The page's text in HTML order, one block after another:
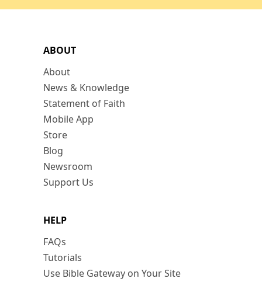
ABOUT
About
News & Knowledge
Statement of Faith
Mobile App
Store
Blog
Newsroom
Support Us
HELP
FAQs
Tutorials
Use Bible Gateway on Your Site